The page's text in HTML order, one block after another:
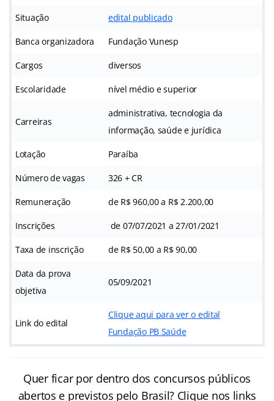
Situação edital publicado
Banca organizadora Fundação Vunesp
Cargos diversos
Escolaridade nível médio e superior
Carreiras
administrativa, tecnologia da
informação, saúde e jurídica
Lotação Paraíba
Número de vagas 326 + CR
Remuneração de R$ 960,00 a R$ 2.200,00
Inscrições de 07/07/2021 a 27/01/2021
Taxa de inscrição de R$ 50,00 a R$ 90,00
Data da prova
objetiva
05/09/2021
Link do edital
Clique aqui para ver o edital
Fundação PB Saúde
Quer ficar por dentro dos concursos públicos
abertos e previstos pelo Brasil? Clique nos links